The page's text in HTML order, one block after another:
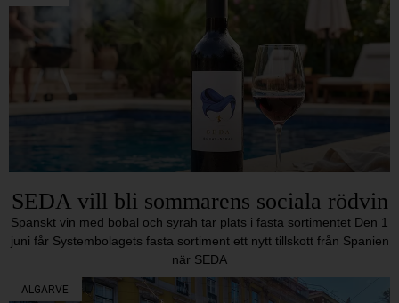
SEDA vill bli sommarens sociala rödvin
Spanskt vin med bobal och syrah tar plats i fasta sortimentet Den 1
juni får Systembolagets fasta sortiment ett nytt tillskott från Spanien
när SEDA
ALGARVE